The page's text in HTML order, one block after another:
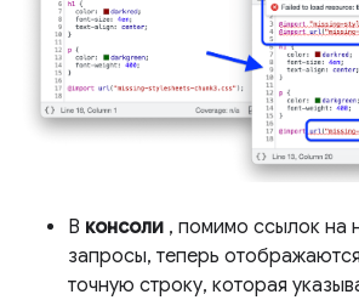
В консоли , помимо ссылок на
запросы, теперь
точную строку, которая